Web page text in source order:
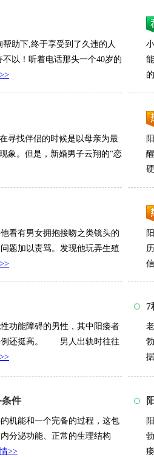
助下,终于享受到了久违的人
以！听着电话那头一个40岁的
寻找伴侣的时候是以母亲为最
象。但是，新婚男子云翔的“恋
看有男女拥抱接吻之类镜头的
题加以责骂。发现他玩弄生殖
功能障碍的男性，其中阳痿者
例还挺高。 男人出轨时往往
7
条件
机能和一个完备的过程，这包
分泌功能、正常的生理结构
>>